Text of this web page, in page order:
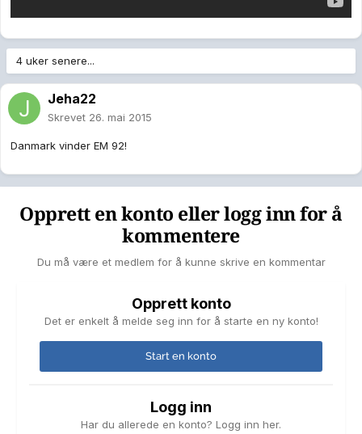
4 uker senere...
Jeha22
Skrevet 26. mai 2015
Danmark vinder EM 92!
Opprett en konto eller logg inn for å
kommentere
Du må være et medlem for å kunne skrive en kommentar
Opprett konto
Det er enkelt å melde seg inn for å starte en ny konto!
Start en konto
Logg inn
Har du allerede en konto? Logg inn her.